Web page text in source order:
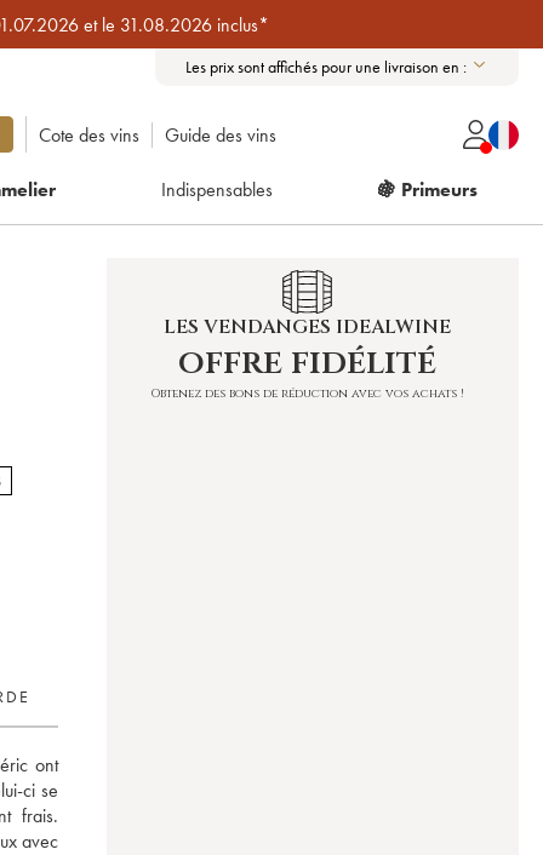
et le 31.08.2026 inclus*
Les prix sont affichés pour une livraison en :
Cote des vins Guide des vins
Indispensables 🍇 Primeurs
ont
ci se
frais.
avec
LES VENDANGES IDEALWINE
offre fidélité
Obtenez des bons de réduction avec vos achats !